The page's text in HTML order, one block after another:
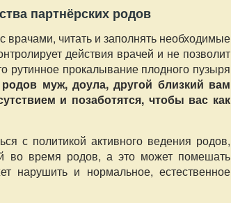
партнёрских родов
врачами, читать и заполнять необходимые
действия врачей и не позволит
рутинное прокалывание плодного пузыря
муж, доула, другой близкий вам
и позаботятся, чтобы вас как
с политикой активного ведения родов,
во время родов, а это может помешать
нарушить и нормальное, естественное